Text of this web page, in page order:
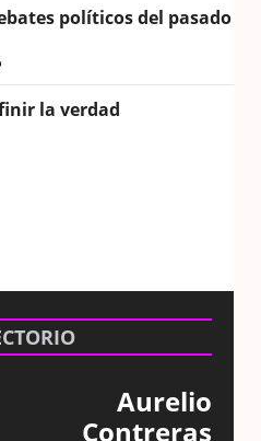
políticos del pasado
la verdad
Aurelio
Contreras